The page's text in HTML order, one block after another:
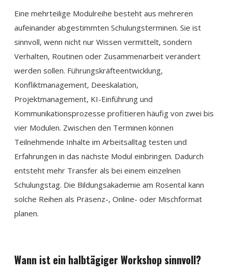
Eine mehrteilige Modulreihe besteht aus mehreren
aufeinander abgestimmten Schulungsterminen. Sie ist
sinnvoll, wenn nicht nur Wissen vermittelt, sondern
Verhalten, Routinen oder Zusammenarbeit verändert
werden sollen. Führungskräfteentwicklung,
Konfliktmanagement, Deeskalation,
Projektmanagement, KI-Einführung und
Kommunikationsprozesse profitieren häufig von zwei bis
vier Modulen. Zwischen den Terminen können
Teilnehmende Inhalte im Arbeitsalltag testen und
Erfahrungen in das nächste Modul einbringen. Dadurch
entsteht mehr Transfer als bei einem einzelnen
Schulungstag. Die Bildungsakademie am Rosental kann
solche Reihen als Präsenz-, Online- oder Mischformat
planen.
Wann ist ein halbtägiger Workshop sinnvoll?